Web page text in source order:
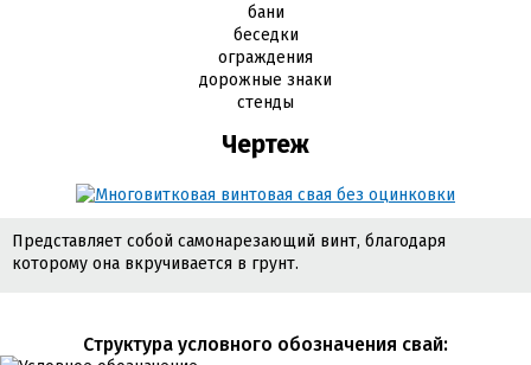
бани
беседки
ограждения
дорожные знаки
стенды
Чертеж
Представляет собой самонарезающий винт, благодаря
которому она вкручивается в грунт.
Cтруктура условного обозначения свай: